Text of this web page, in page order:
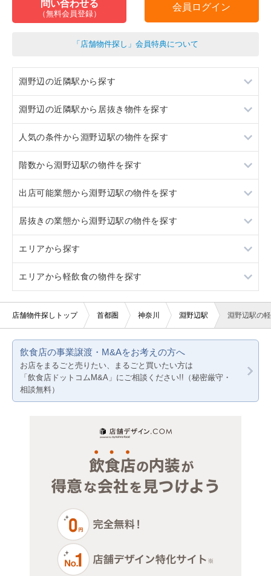
問い合わせる
（無料会員登録）
会員ログイン
「店舗物件探し」会員特典について
淵野辺の近隣駅から探す
矢部
古淵
相模原
淵野辺の近隣駅から居抜き物件を探す
矢部
古淵
相模原
人気の条件から淵野辺駅の物件を探す
居抜き
スケルトン
駐車場あり
看板取り付け可
10坪以下
20坪以下
賃料20万円以下
階数から淵野辺駅の物件を探す
1階
2階
出店可能業態から淵野辺駅の物件を探す
重飲食
軽飲食
バー・クラブ
美容室・理容室
医療・歯科・クリニック
物販・小売
居抜きの業態から淵野辺駅の物件を探す
お弁当・惣菜・デリ
バー
居酒屋・ダイニングバー
エリアから探す
東京23区
東京都下
千葉
埼玉
エリアから軽飲食の物件を探す
東京23区
神奈川
千葉
店舗物件探しトップ 首都圏 神奈川 淵野辺駅 淵野辺駅の
飲食店の事業譲渡・M&Aをお考えの方へ
お店をまるごと売りたい、まるごと買いたい方は
「飲食店ドットコムM&A」にご相談ください!!（秘密厳守・
相談無料）